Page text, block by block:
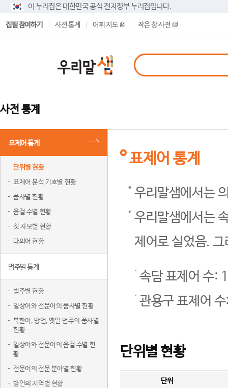
이 누리집은 대한민국 공식 전자정부 누리집입니다.
집필 참여하기 사전 통계 어휘 지도 작은 창 사전
사전 통계
표제어 통계
단위별 현황
표제어 분석 기호별 현황
품사별 현황
음절 수별 현황
첫 자모별 현황
다의어 현황
범주별 통계
범주별 현황
일상어와 전문어의 품사별 현황
북한어, 방언, 옛말 범주의 품사별
현황
일상어와 전문어의 음절 수별 현
황
전문어의 전문 분야별 현황
방언의 지역별 현황
표제어 통계
우리말샘에서는
우리말샘에서는
제어로 실었음.
속담 표제어 수:
관용구 표제어
단위별 현황
단위